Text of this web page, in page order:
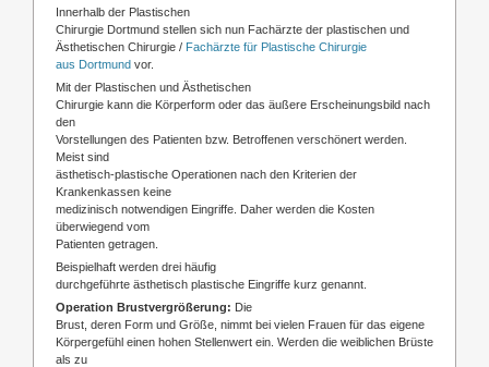
Innerhalb der Plastischen
Chirurgie Dortmund stellen sich nun Fachärzte der plastischen und
Ästhetischen Chirurgie / Fachärzte für Plastische Chirurgie
aus Dortmund vor.
Mit der Plastischen und Ästhetischen
Chirurgie kann die Körperform oder das äußere Erscheinungsbild nach
den
Vorstellungen des Patienten bzw. Betroffenen verschönert werden.
Meist sind
ästhetisch-plastische Operationen nach den Kriterien der
Krankenkassen keine
medizinisch notwendigen Eingriffe. Daher werden die Kosten
überwiegend vom
Patienten getragen.
Beispielhaft werden drei häufig
durchgeführte ästhetisch plastische Eingriffe kurz genannt.
Operation Brustvergrößerung: Die
Brust, deren Form und Größe, nimmt bei vielen Frauen für das eigene
Körpergefühl einen hohen Stellenwert ein. Werden die weiblichen Brüste
als zu